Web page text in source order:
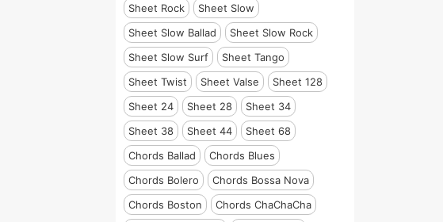
Sheet Rock
Sheet Slow
Sheet Slow Ballad
Sheet Slow Rock
Sheet Slow Surf
Sheet Tango
Sheet Twist
Sheet Valse
Sheet 128
Sheet 24
Sheet 28
Sheet 34
Sheet 38
Sheet 44
Sheet 68
Chords Ballad
Chords Blues
Chords Bolero
Chords Bossa Nova
Chords Boston
Chords ChaChaCha